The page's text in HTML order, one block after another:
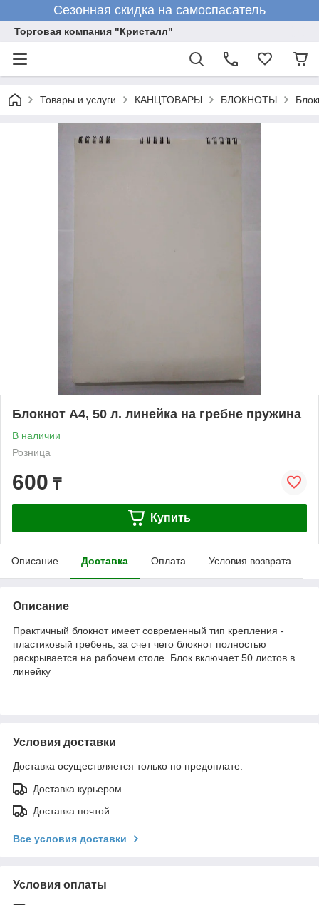
Сезонная скидка на самоспасатель
Торговая компания "Кристалл"
Товары и услуги КАНЦТОВАРЫ БЛОКНОТЫ
Блокнот А4, 50 л. линейка на гребне пружина
В наличии
Розница
600 ₸
Купить
Описание Доставка Оплата Условия возврата
Описание
Практичный блокнот имеет современный тип крепления -
пластиковый гребень, за счет чего блокнот полностью
раскрывается на рабочем столе. Блок включает 50 листов в
линейку
Условия доставки
Доставка осуществляется только по предоплате.
Доставка курьером
Доставка почтой
Все условия доставки
Условия оплаты